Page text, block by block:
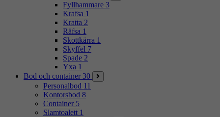
Fyllhammare 3
Krafsa 1
Kratta 2
Räfsa 1
Skottkärra 1
Skyffel 7
Spade 2
Yxa 1
Bod och container 30
Personalbod 11
Kontorsbod 8
Container 5
Slamtoalett 1